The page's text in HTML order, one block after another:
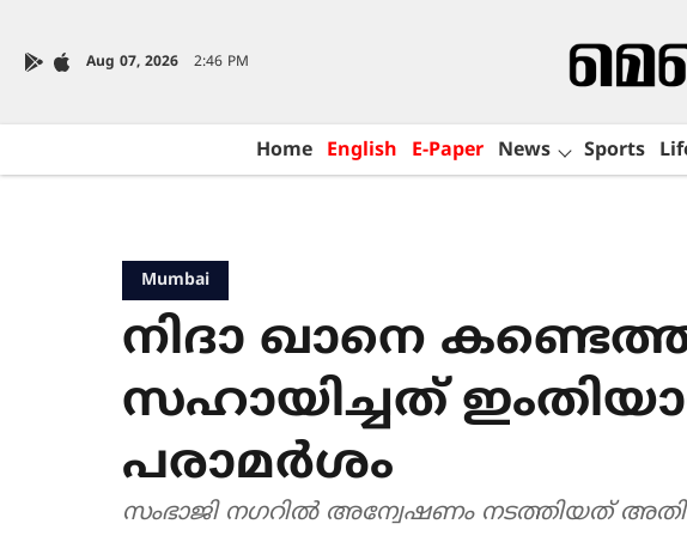
Aug 07, 2026 2:46 PM
Home English E-Paper News Sports
Mumbai
നിദാ ഖാനെ
സഹായിച്ചത്
പരാമര്‍ശം
സംഭാജി നഗറില്‍ അന്വേഷണം നടത്തിയത്